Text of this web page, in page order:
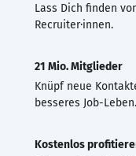
Lass Dich finden
Recruiter·innen.
21 Mio. Mitglieder
Knüpf neue
besseres Job-Leben.
Kostenlos